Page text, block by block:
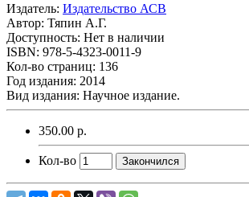
Издатель: Издательство АСВ
Автор: Тяпин А.Г.
Доступность: Нет в наличии
ISBN: 978-5-4323-0011-9
Кол-во страниц: 136
Год издания: 2014
Вид издания: Научное издание.
350.00 р.
Кол-во Закончился